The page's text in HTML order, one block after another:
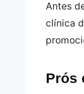
Antes
clínica
Prós